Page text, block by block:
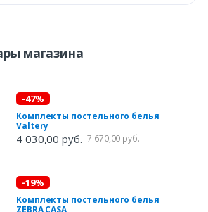
магазина
-47%
Комплекты постельного белья
Valtery
4 030,00 руб. 7 670,00 руб.
-19%
Комплекты постельного белья
ZEBRA CASA